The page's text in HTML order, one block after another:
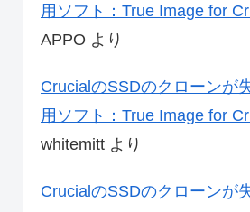
用ソフト：True Image for
APPO より
CrucialのSSDのクローンが
用ソフト：True Image for
whitemitt より
CrucialのSSDのクローンが